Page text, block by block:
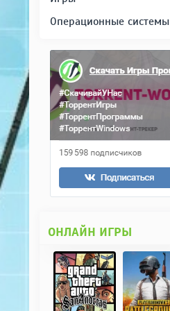
Операционные системы
ОНЛАЙН ИГРЫ